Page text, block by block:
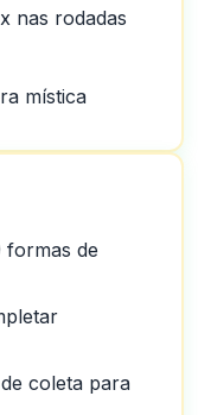
nas rodadas
mística
formas de
coleta para